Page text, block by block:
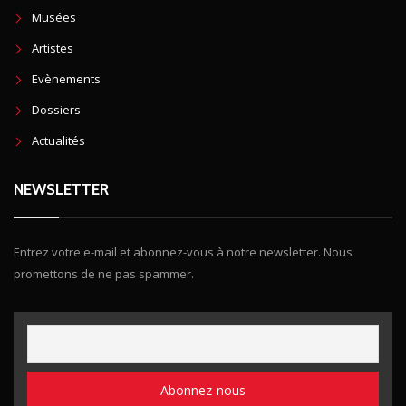
Musées
Artistes
Evènements
Dossiers
Actualités
NEWSLETTER
Entrez votre e-mail et abonnez-vous à notre newsletter. Nous
promettons de ne pas spammer.